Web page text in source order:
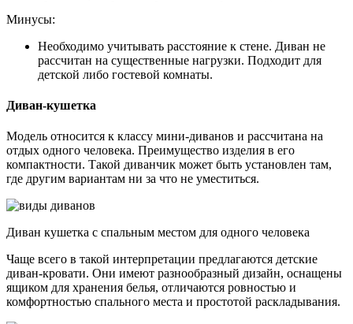
Минусы:
Необходимо учитывать расстояние к стене. Диван не
рассчитан на существенные нагрузки. Подходит для
детской либо гостевой комнаты.
Диван-кушетка
Модель относится к классу мини-диванов и рассчитана на
отдых одного человека. Преимущество изделия в его
компактности. Такой диванчик может быть установлен там,
где другим вариантам ни за что не уместиться.
Диван кушетка с спальным местом для одного человека
Чаще всего в такой интерпретации предлагаются детские
диван-кровати. Они имеют разнообразный дизайн, оснащены
ящиком для хранения белья, отличаются ровностью и
комфортностью спального места и простотой раскладывания.